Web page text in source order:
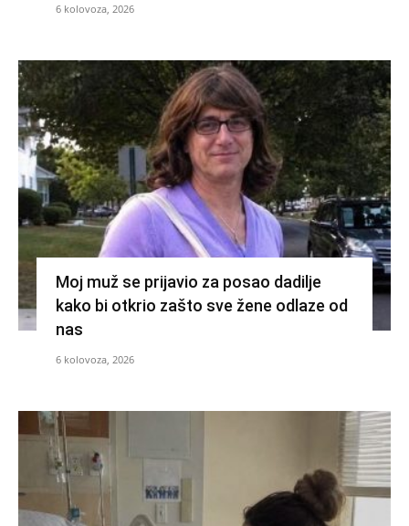
6 kolovoza, 2026
Moj muž se prijavio za posao dadilje
kako bi otkrio zašto sve žene odlaze od
nas
6 kolovoza, 2026